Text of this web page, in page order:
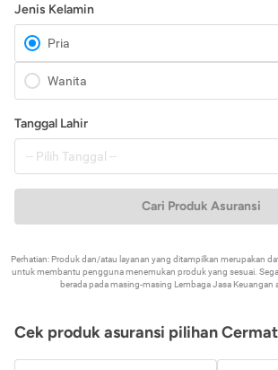
Jenis Kelamin
Pria
Wanita
Tanggal Lahir
Cari Produk Asuransi
Perhatian: Produk dan/atau layanan yang ditampilkan merupakan
untuk membantu pengguna menemukan produk yang sesuai.
berada pada masing-masing Lembaga Jasa Keuangan
Cek produk asuransi pilihan